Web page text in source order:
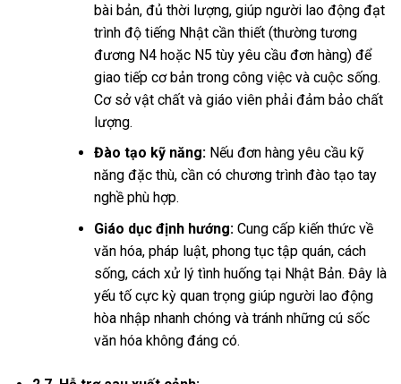
bài bản, đủ thời lượng, giúp người lao động đạt
trình độ tiếng Nhật cần thiết (thường tương
đương N4 hoặc N5 tùy yêu cầu đơn hàng) để
giao tiếp cơ bản trong công việc và cuộc sống.
Cơ sở vật chất và giáo viên phải đảm bảo chất
lượng.
Đào tạo kỹ năng:Nếu đơn hàng yêu cầu kỹ
năng đặc thù, cần có chương trình đào tạo tay
nghề phù hợp.
Giáo dục định hướng:Cung cấp kiến thức về
văn hóa, pháp luật, phong tục tập quán, cách
sống, cách xử lý tình huống tại Nhật Bản. Đây là
yếu tố cực kỳ quan trọng giúp người lao động
hòa nhập nhanh chóng và tránh những cú sốc
văn hóa không đáng có.